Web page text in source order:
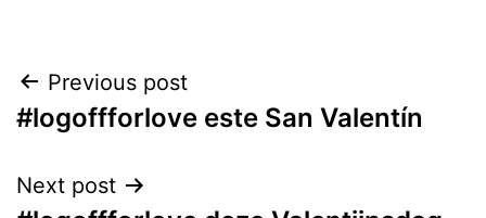
Post
navigation
Previous post
#logoffforlove este San Valentín
Next post